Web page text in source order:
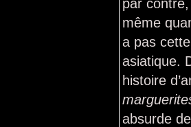
par
même
a pas
asiatique.
histoire
absurde